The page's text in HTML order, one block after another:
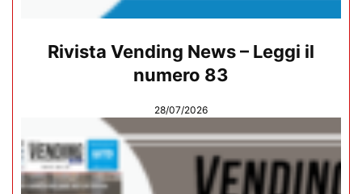
Rivista Vending News – Leggi il
numero 83
28/07/2026